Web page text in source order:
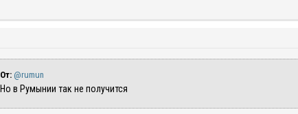
От: @rumun
Но в Румынии так не получится